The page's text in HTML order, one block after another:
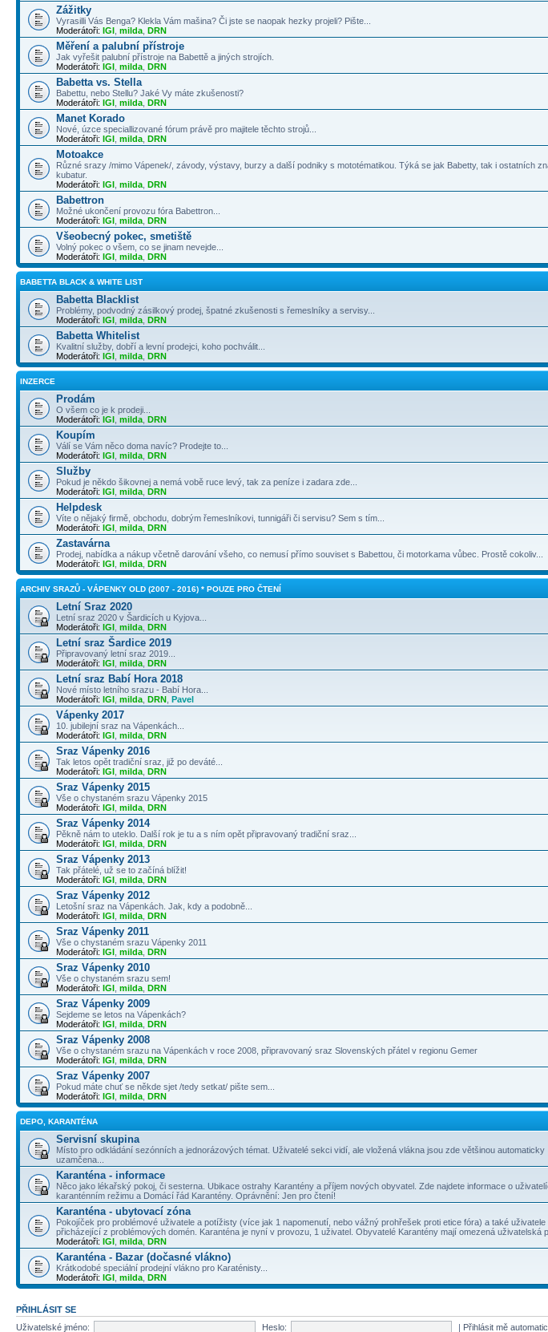
Zážitky
Vyrasilli Vás Benga? Klekla Vám mašina? Či jste se naopak hezky projeli? Pište...
Moderátoři: IGI milda DRN
Měření a palubní přístroje
Jak vyřešit palubní přístroje na Babettě a jiných strojích.
Moderátoři: IGI milda DRN
Babetta vs. Stella
Babettu, nebo Stellu? Jaké Vy máte zkušenosti?
Moderátoři: IGI milda DRN
Manet Korado
Nové, úzce speciallizované fórum právě pro majitele těchto strojů...
Moderátoři: IGI milda DRN
Motoakce
Různé srazy /mimo Vápenek/, závody, výstavy, burzy a další podniky s mototématikou. Týká se jak Babetty, tak i ostatních
kubatur.
Moderátoři: IGI milda DRN
Babettron
Možné ukončení provozu fóra Babettron...
Moderátoři: IGI milda DRN
Všeobecný pokec, smetiště
Volný pokec o všem, co se jinam nevejde...
Moderátoři: IGI milda DRN
BABETTA BLACK & WHITE LIST
Babetta Blacklist
Problémy, podvodný zásilkový prodej, špatné zkušenosti s řemeslníky a servisy...
Moderátoři: IGI milda DRN
Babetta Whitelist
Kvalitní služby, dobří a levní prodejci, koho pochválit...
Moderátoři: IGI milda DRN
INZERCE
Prodám
O všem co je k prodeji...
Moderátoři: IGI milda DRN
Koupím
Válí se Vám něco doma navíc? Prodejte to...
Moderátoři: IGI milda DRN
Služby
Pokud je někdo šikovnej a nemá vobě ruce levý, tak za peníze i zadara zde...
Moderátoři: IGI milda DRN
Helpdesk
Víte o nějaký firmě, obchodu, dobrým řemeslníkovi, tunnigáři či servisu? Sem s tím...
Moderátoři: IGI milda DRN
Zastavárna
Prodej, nabídka a nákup včetně darování všeho, co nemusí přímo souviset s Babettou, či motorkama vůbec. Prostě cokoliv...
Moderátoři: IGI milda DRN
ARCHIV SRAZŮ - VÁPENKY OLD (2007 - 2016) * POUZE PRO ČTENÍ
Letní Sraz 2020
Letní sraz 2020 v Šardicích u Kyjova...
Moderátoři: IGI milda DRN
Letní sraz Šardice 2019
Připravovaný letní sraz 2019...
Moderátoři: IGI milda DRN
Letní sraz Babí Hora 2018
Nové místo letního srazu - Babí Hora...
Moderátoři: IGI milda DRN Pavel
Vápenky 2017
10. jubilejní sraz na Vápenkách...
Moderátoři: IGI milda DRN
Sraz Vápenky 2016
Tak letos opět tradiční sraz, již po deváté...
Moderátoři: IGI milda DRN
Sraz Vápenky 2015
Vše o chystaném srazu Vápenky 2015
Moderátoři: IGI milda DRN
Sraz Vápenky 2014
Pěkně nám to uteklo. Další rok je tu a s ním opět připravovaný tradiční sraz...
Moderátoři: IGI milda DRN
Sraz Vápenky 2013
Tak přátelé, už se to začíná blížit!
Moderátoři: IGI milda DRN
Sraz Vápenky 2012
Letošní sraz na Vápenkách. Jak, kdy a podobně...
Moderátoři: IGI milda DRN
Sraz Vápenky 2011
Vše o chystaném srazu Vápenky 2011
Moderátoři: IGI milda DRN
Sraz Vápenky 2010
Vše o chystaném srazu sem!
Moderátoři: IGI milda DRN
Sraz Vápenky 2009
Sejdeme se letos na Vápenkách?
Moderátoři: IGI milda DRN
Sraz Vápenky 2008
Vše o chystaném srazu na Vápenkách v roce 2008, připravovaný sraz Slovenských přátel v regionu Gemer
Moderátoři: IGI milda DRN
Sraz Vápenky 2007
Pokud máte chuť se někde sjet /tedy setkat/ pište sem...
Moderátoři: IGI milda DRN
DEPO, KARANTÉNA
Servisní skupina
Místo pro odkládání sezónních a jednorázových témat. Uživatelé sekci vidí, ale vložená vlákna jsou zde většinou automaticky
uzamčena...
Karanténa - informace
Něco jako lékařský pokoj, či sesterna. Ubikace ostrahy Karantény a příjem nových obyvatel. Zde najdete informace o
karanténním režimu a Domácí řád Karantény. Oprávnění: Jen pro čtení!
Karanténa - ubytovací zóna
Pokojíček pro problémové uživatele a potížisty (více jak 1 napomenutí, nebo vážný prohřešek proti etice fóra) a také uživatele
přicházející z problémových domén. Karanténa je nyní v provozu, 1 uživatel. Obyvatelé Karantény mají omezená uživatelská
Moderátoři: IGI milda DRN
Karanténa - Bazar (dočasné vlákno)
Krátkodobé speciální prodejní vlákno pro Karaténisty...
Moderátoři: IGI milda DRN
PŘIHLÁSIT SE
Uživatelské jméno:
Heslo: | Přihlásit mě